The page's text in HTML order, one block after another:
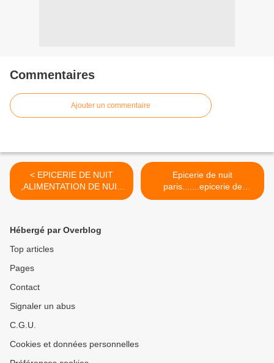
Commentaires
Ajouter un commentaire
< EPICERIE DE NUIT
,ALIMENTATION DE NUIT
PARIS
Epicerie de nuit
paris.......epicerie de
nuit.paris >
Hébergé par Overblog
Top articles
Pages
Contact
Signaler un abus
C.G.U.
Cookies et données personnelles